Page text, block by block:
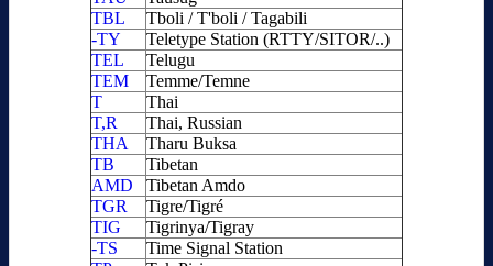
TBL
Tboli / T'boli / Tagabili
-TY
Teletype Station (RTTY/SITOR/..)
TEL
Telugu
TEM
Temme/Temne
T
Thai
T,R
Thai, Russian
THA
Tharu Buksa
TB
Tibetan
AMD
Tibetan Amdo
TGR
Tigre/Tigré
TIG
Tigrinya/Tigray
-TS
Time Signal Station